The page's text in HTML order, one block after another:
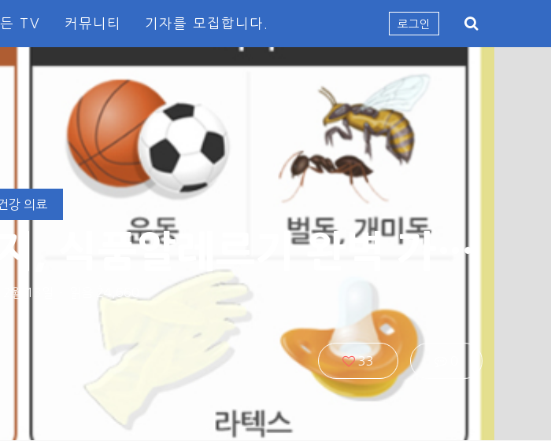
TV 커뮤니티 기자를 모집합니다. 로그인
강 의료
아나필락시스부터 예방까지, 식품알레르기 완벽 가이드
월 13일
33